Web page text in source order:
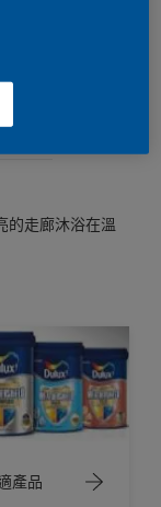
的走廊沐浴在溫
產品